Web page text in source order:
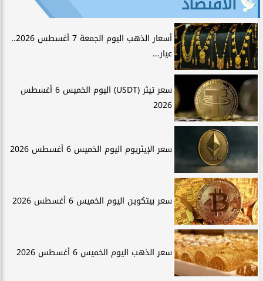
أسعار الذهب اليوم الجمعة 7 أغسطس 2026..
عيار...
سعر تيثر (USDT) اليوم الخميس 6 أغسطس
2026
سعر الإيثريوم اليوم الخميس 6 أغسطس 2026
سعر بيتكوين اليوم الخميس 6 أغسطس 2026
سعر الذهب اليوم الخميس 6 أغسطس 2026